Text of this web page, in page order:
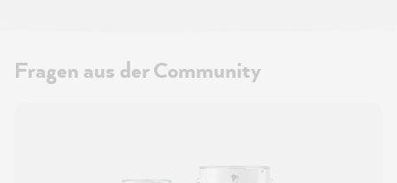
Fragen aus der Community